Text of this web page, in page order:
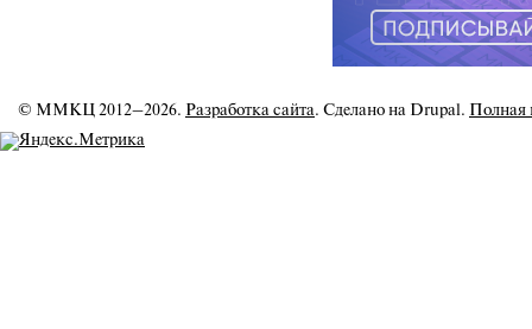
© ММКЦ 2012–2026. Разработка сайта. Сделано на Drupal. Полная